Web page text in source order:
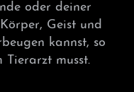
oder deiner
Geist und
kannst, so
Tierarzt musst.